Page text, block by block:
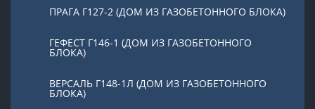
ПРАГА Г127-2 (ДОМ ИЗ ГАЗОБЕТОННОГО БЛОКА)
ГЕФЕСТ Г146-1 (ДОМ ИЗ ГАЗОБЕТОННОГО
БЛОКА)
ВЕРСАЛЬ Г148-1Л (ДОМ ИЗ ГАЗОБЕТОННОГО
БЛОКА)